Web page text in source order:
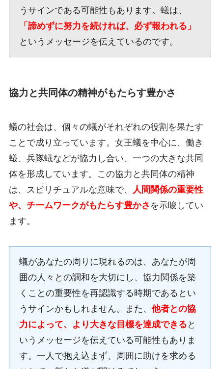
うサインである可能性もあります。蟻は、
「諦めずに努力を続ければ、必ず報われる」
というメッセージを伝えているのです。
協力と共同体の精神がもたらす豊かさ
蟻の社会は、個々の蟻がそれぞれの役割を果たす
ことで成り立っています。女王蟻を中心に、働き
蟻、兵隊蟻などが協力し合い、一つの大きな共同
体を形成しています。この協力と共同体の精神
は、スピリチュアルな意味で、
人間関係の重要性
や、チームワークがもたらす豊かさ を示唆してい
ます。
蟻があなたの周りに現れるのは、あなたが周
囲の人々との調和を大切にし、協力関係を築
くことの重要性を再認識する時期であるとい
うサインかもしれません。また、 他者との協
力によって、より大きな目標を達成できる と
いうメッセージを伝えている可能性もありま
す。一人で抱え込まず、周囲に助けを求める